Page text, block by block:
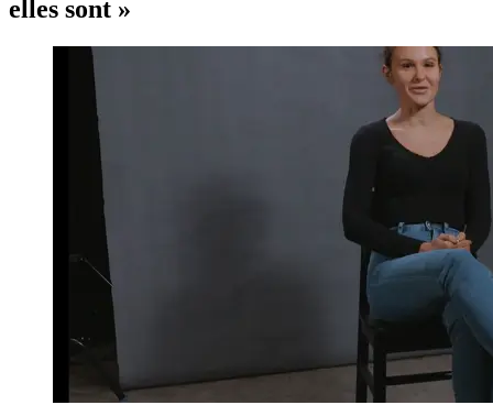
elles sont »